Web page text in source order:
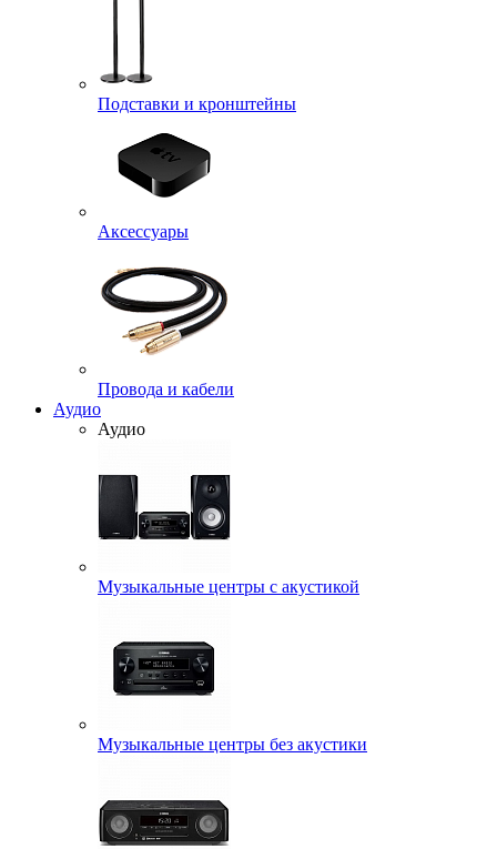
Подставки и кронштейны
Аксессуары
Провода и кабели
Аудио
Аудио
Музыкальные центры с акустикой
Музыкальные центры без акустики